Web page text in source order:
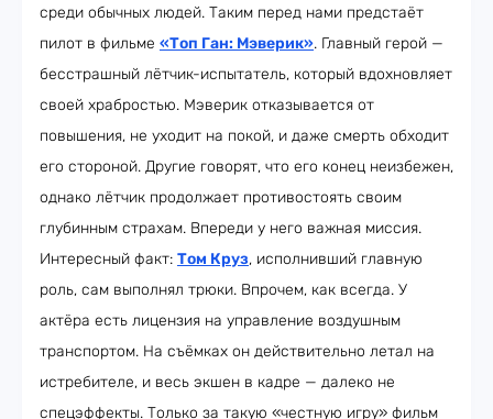
среди обычных людей. Таким перед нами предстаёт
пилот в фильме «Топ Ган: Мэверик». Главный герой —
бесстрашный лётчик-испытатель, который вдохновляет
своей храбростью. Мэверик отказывается от
повышения, не уходит на покой, и даже смерть обходит
его стороной. Другие говорят, что его конец неизбежен,
однако лётчик продолжает противостоять своим
глубинным страхам. Впереди у него важная миссия.
Интересный факт: Том Круз, исполнивший главную
роль, сам выполнял трюки. Впрочем, как всегда. У
актёра есть лицензия на управление воздушным
транспортом. На съёмках он действительно летал на
истребителе, и весь экшен в кадре — далеко не
спецэффекты. Только за такую «честную игру» фильм